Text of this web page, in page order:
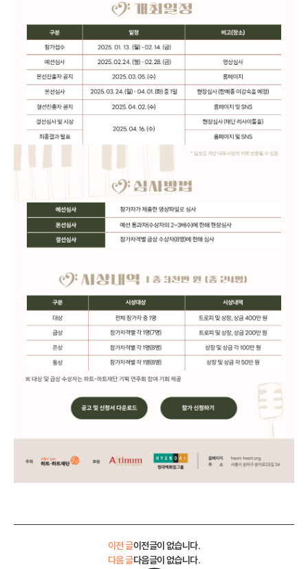
이전 글이전글이 없습니다.
다음글이 없습니다.
다음 글